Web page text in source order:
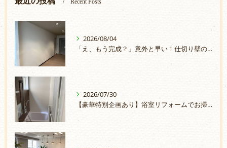
Recent Posts
2026/08/04
「え、もう完成？」意外と早い！仕切り壁の取付
2026/07/30
【豪華特別企画あり】浴室リフォームでお掃除ラクラク＆安心のお風呂へ